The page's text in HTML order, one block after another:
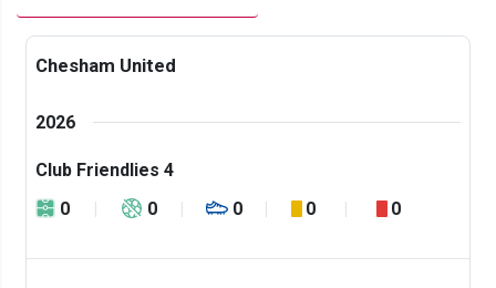
Chesham United
2026
Club Friendlies 4
0
0 0 0 0